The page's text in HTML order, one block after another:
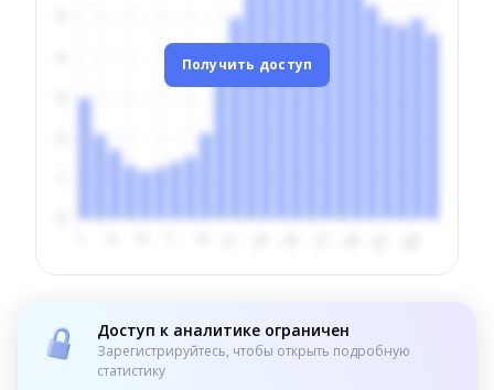
Получить доступ
Доступ к аналитике ограничен
Зарегистрируйтесь, чтобы открыть подробную
статистику